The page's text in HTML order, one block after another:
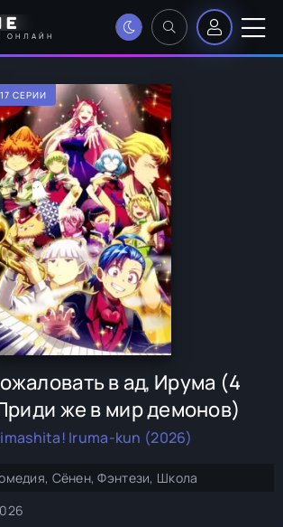
ОНЛАЙН
17 СЕРИИ
в ад, Ирума (4
же в мир демонов)
Iruma-kun (2026)
Сёнен, Фэнтези, Школа